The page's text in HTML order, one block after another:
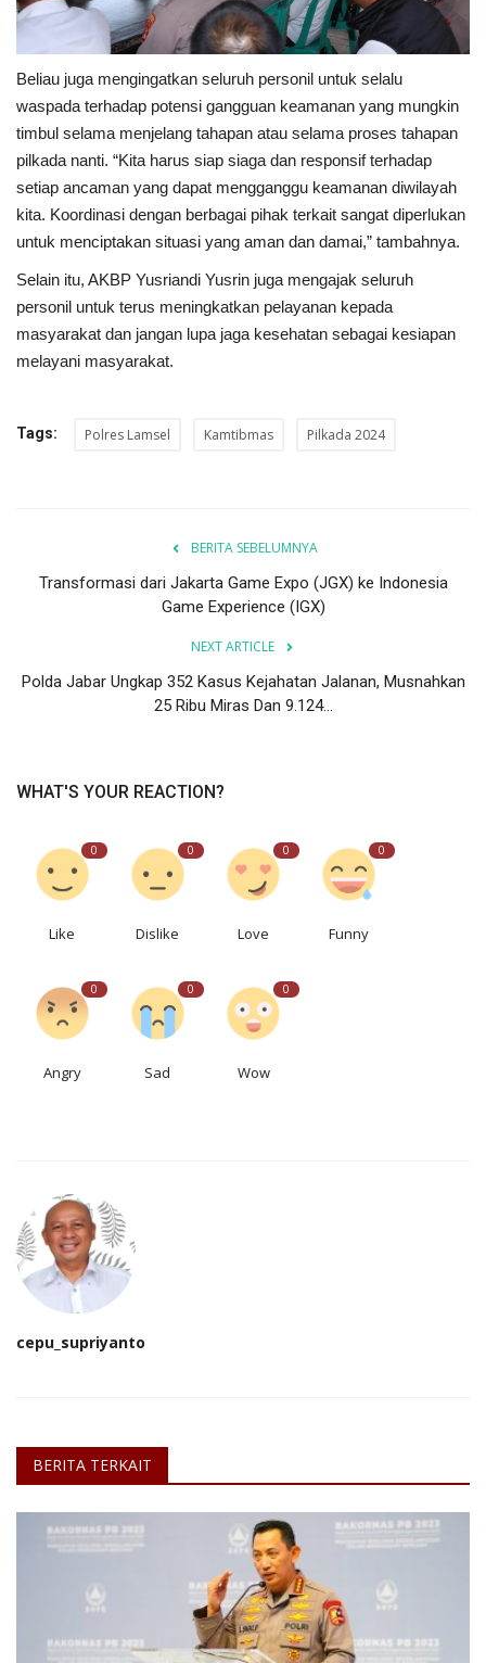
Beliau juga mengingatkan seluruh personil untuk selalu
waspada terhadap potensi gangguan keamanan yang mungkin
timbul selama menjelang tahapan atau selama proses tahapan
pilkada nanti. “Kita harus siap siaga dan responsif terhadap
setiap ancaman yang dapat mengganggu keamanan diwilayah
kita. Koordinasi dengan berbagai pihak terkait sangat diperlukan
untuk menciptakan situasi yang aman dan damai,” tambahnya.
Selain itu, AKBP Yusriandi Yusrin juga mengajak seluruh
personil untuk terus meningkatkan pelayanan kepada
masyarakat dan jangan lupa jaga kesehatan sebagai kesiapan
melayani masyarakat.
Tags: Polres Lamsel Kamtibmas Pilkada 2024
BERITA SEBELUMNYA
Transformasi dari Jakarta Game Expo (JGX) ke Indonesia
Game Experience (IGX)
NEXT ARTICLE
Polda Jabar Ungkap 352 Kasus Kejahatan Jalanan, Musnahkan
25 Ribu Miras Dan 9.124...
WHAT'S YOUR REACTION?
0
Like
0
Dislike
0
Love
0
Funny
0
Angry
0
Sad
0
Wow
cepu_supriyanto
BERITA TERKAIT